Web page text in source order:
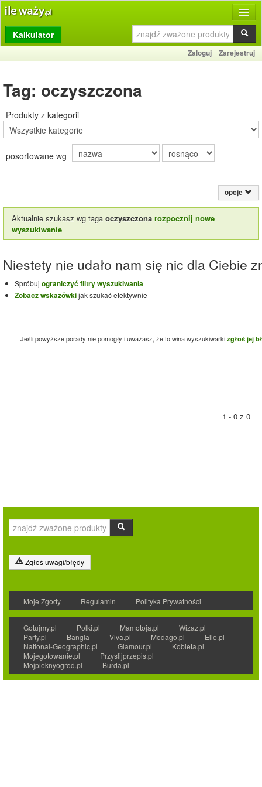
Produkty
Dziennik
Porady
Słownik
Kontakt
Kalkulator
Zaloguj Zarejestruj
Tag: oczyszczona
Produkty z kategorii
posortowane wg
opcje
Aktualnie szukasz wg taga oczyszczona rozpocznij nowe
wyszukiwanie
Niestety nie udało nam się nic dla Ciebie
Spróbuj ograniczyć filtry wyszukiwania
Zobacz wskazówkijak szukać efektywnie
Jeśli powyższe porady nie pomogły i uważasz, że to wina wyszukiwarki zgłoś jej
1 - 0 z 0
Zgłoś uwagi/błędy
Moje Zgody Regulamin Polityka Prywatności
Gotujmy.pl Polki.pl Mamotoja.pl
Wizaz.pl
Party.pl
Bangla Viva.pl Modago.pl
Elle.pl
National-Geographic.pl
Glamour.pl
Kobieta.pl
Mojegotowanie.pl
Przyslijprzepis.pl
Mojpieknyogrod.pl
Burda.pl